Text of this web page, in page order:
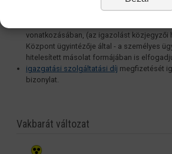
eredeti munkáltatói igazolása tényleges
vonatkozásában, (az igazolást közjegyzői
Központ ügyintézője által - a személyes
hitelesített másolat formájában is
igazgatási szolgáltatási díj megfizetését
bizonylat.
Vakbarát változat